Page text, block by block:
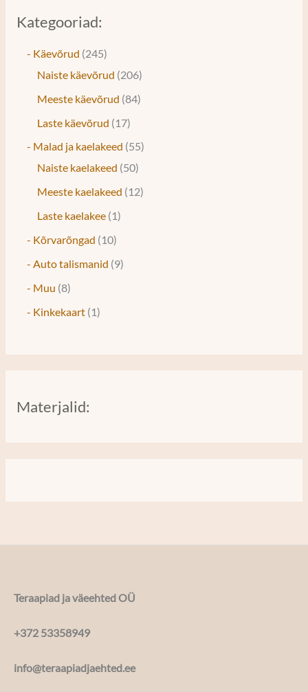
Kategooriad:
- Käevõrud 245
Naiste käevõrud 206
Meeste käevõrud 84
Laste käevõrud
17
- Malad ja kaelakeed 55
Naiste kaelakeed 50
Meeste kaelakeed
12
Laste kaelakee 1
- Kõrvarõngad
10
- Auto talismanid 9
- Muu 8
- Kinkekaart 1
Materjalid:
Teraapiad ja väeehted OÜ
+372 53358949
info@teraapiadjaehted.ee